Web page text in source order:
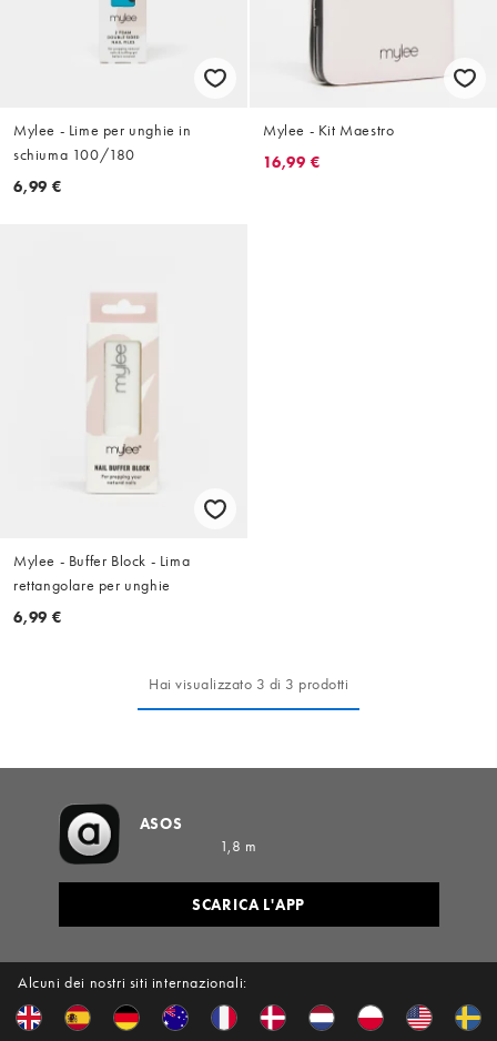
Mylee - Lime per unghie in
schiuma 100/180
6,99 €
Mylee - Kit Maestro
16,99 €
Mylee - Buffer Block - Lima
rettangolare per unghie
6,99 €
Hai visualizzato 3 di 3 prodotti
Alcuni dei nostri siti internazionali:
ASOS
1,8 m
SCARICA L'APP